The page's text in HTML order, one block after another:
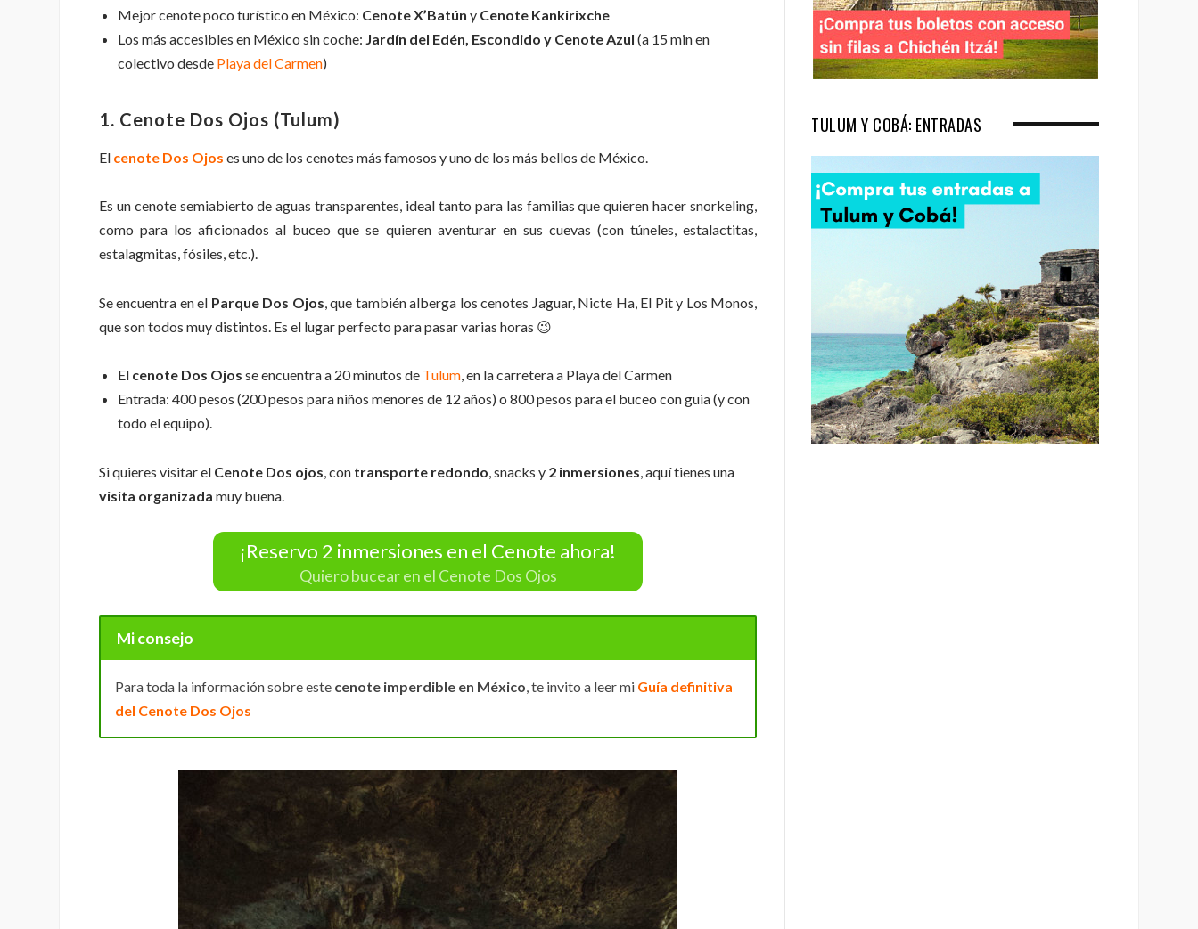
Mejor cenote poco turístico en México: Cenote X’Batún y Cenote Kankirixche
Los más accesibles en México sin coche: Jardín del Edén, Escondido y Cenote Azul (a 15 min en
colectivo desde Playa del Carmen)
1. Cenote Dos Ojos (Tulum)
El cenote Dos Ojos es uno de los cenotes más famosos y uno de los más bellos de México.
Es un cenote semiabierto de aguas transparentes, ideal tanto para las familias que quieren hacer snorkeling,
como para los aficionados al buceo que se quieren aventurar en sus cuevas (con túneles, estalactitas,
estalagmitas, fósiles, etc.).
Se encuentra en el Parque Dos Ojos , que también alberga los cenotes Jaguar, Nicte Ha, El Pit y Los Monos,
que son todos muy distintos. Es el lugar perfecto para pasar varias horas 😉
El cenote Dos Ojos se encuentra a 20 minutos de Tulum, en la carretera a Playa del Carmen
Entrada: 400 pesos (200 pesos para niños menores de 12 años) o 800 pesos para el buceo con guia (y con
todo el equipo).
Si quieres visitar el Cenote Dos ojos , con transporte redondo , snacks y 2 inmersiones , aquí tienes una
visita organizada muy buena.
¡Reservo 2 inmersiones en el Cenote ahora!
Quiero bucear en el Cenote Dos Ojos
Mi consejo
Para toda la información sobre este cenote imperdible en México , te invito a leer mi Guía definitiva
del Cenote Dos Ojos
TULUM Y COBÁ: ENTRADAS